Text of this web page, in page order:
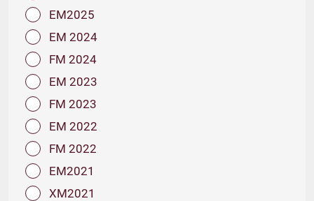
EM2025
EM 2024
FM 2024
EM 2023
FM 2023
EM 2022
FM 2022
EM2021
XM2021